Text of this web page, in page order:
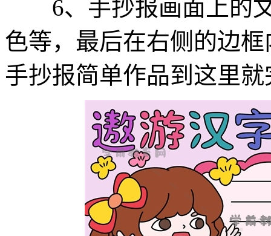
6、手抄报画面上的文
色等，最后在右侧的边
手抄报简单作品到这里